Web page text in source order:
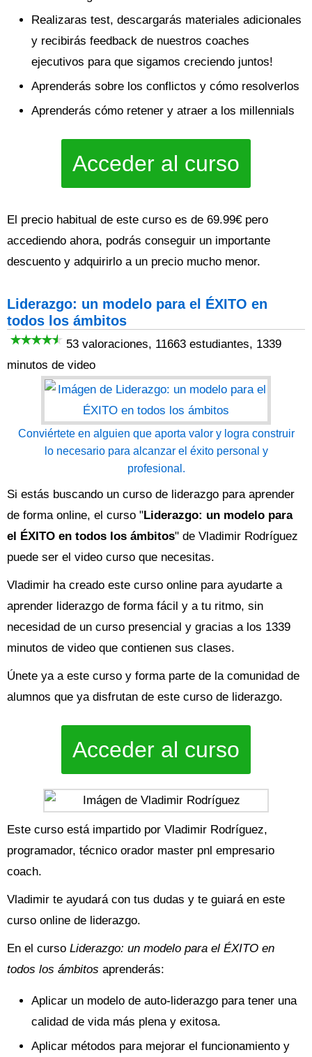
Realizaras test, descargarás materiales adicionales
y recibirás feedback de nuestros coaches
ejecutivos para que sigamos creciendo juntos!
Aprenderás sobre los conflictos y cómo resolverlos
Aprenderás cómo retener y atraer a los millennials
Acceder al curso
El precio habitual de este curso es de 69.99€ pero
accediendo ahora, podrás conseguir un importante
descuento y adquirirlo a un precio mucho menor.
Liderazgo: un modelo para el ÉXITO en
todos los ámbitos
53 valoraciones, 11663 estudiantes, 1339
minutos de video
Conviértete en alguien que aporta valor y logra construir
lo necesario para alcanzar el éxito personal y
profesional.
Si estás buscando un curso de liderazgo para aprender
de forma online, el curso "Liderazgo: un modelo para
el ÉXITO en todos los ámbitos" de Vladimir Rodríguez
puede ser el video curso que necesitas.
Vladimir ha creado este curso online para ayudarte a
aprender liderazgo de forma fácil y a tu ritmo, sin
necesidad de un curso presencial y gracias a los 1339
minutos de video que contienen sus clases.
Únete ya a este curso y forma parte de la comunidad de
alumnos que ya disfrutan de este curso de liderazgo.
Acceder al curso
Este curso está impartido por Vladimir Rodríguez,
programador, técnico orador master pnl empresario
coach.
Vladimir te ayudará con tus dudas y te guiará en este
curso online de liderazgo.
En el curso Liderazgo: un modelo para el ÉXITO en
todos los ámbitos aprenderás:
Aplicar un modelo de auto-liderazgo para tener una
calidad de vida más plena y exitosa.
Aplicar métodos para mejorar el funcionamiento y